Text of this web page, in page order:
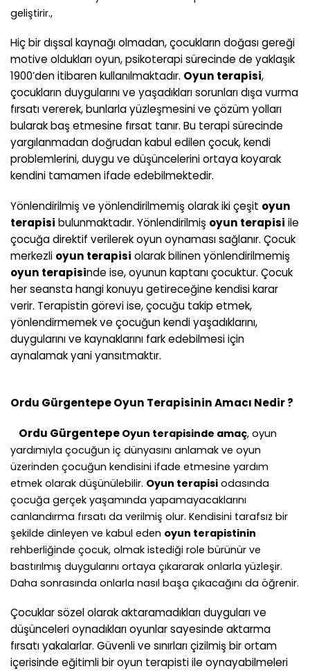
geliştirir.,
Hiç bir dışsal kaynağı olmadan, çocukların doğası gereği
motive oldukları oyun, psikoterapi sürecinde de yaklaşık
1900’den itibaren kullanılmaktadır. Oyun terapisi,
çocukların duygularını ve yaşadıkları sorunları dışa vurma
fırsatı vererek, bunlarla yüzleşmesini ve çözüm yolları
bularak baş etmesine fırsat tanır. Bu terapi sürecinde
yargılanmadan doğrudan kabul edilen çocuk, kendi
problemlerini, duygu ve düşüncelerini ortaya koyarak
kendini tamamen ifade edebilmektedir.
Yönlendirilmiş ve yönlendirilmemiş olarak iki çeşit oyun
terapisi bulunmaktadır. Yönlendirilmiş oyun terapisi ile
çocuğa direktif verilerek oyun oynaması sağlanır. Çocuk
merkezli oyun terapisi olarak bilinen yönlendirilmemiş
oyun terapisinde ise, oyunun kaptanı çocuktur. Çocuk
her seansta hangi konuyu getireceğine kendisi karar
verir. Terapistin görevi ise, çocuğu takip etmek,
yönlendirmemek ve çocuğun kendi yaşadıklarını,
duygularını ve kaynaklarını fark edebilmesi için
aynalamak yani yansıtmaktır.
Ordu GürgentepeOyun Terapisinin Amacı Nedir ?
Ordu Gürgentepe Oyun terapisinde amaç, oyun
yardımıyla çocuğun iç dünyasını anlamak ve oyun
üzerinden çocuğun kendisini ifade etmesine yardım
etmek olarak düşünülebilir. Oyun terapisi odasında
çocuğa gerçek yaşamında yapamayacaklarını
canlandırma fırsatı da verilmiş olur. Kendisini tarafsız bir
şekilde dinleyen ve kabul eden oyun terapistinin
rehberliğinde çocuk, olmak istediği role bürünür ve
bastırılmış duygularını ortaya çıkararak onlarla yüzleşir.
Daha sonrasında onlarla nasıl başa çıkacağını da öğrenir.
Çocuklar sözel olarak aktaramadıkları duyguları ve
düşünceleri oynadıkları oyunlar sayesinde aktarma
fırsatı yakalarlar. Güvenli ve sınırları çizilmiş bir ortam
içerisinde eğitimli bir oyun terapisti ile oynayabilmeleri